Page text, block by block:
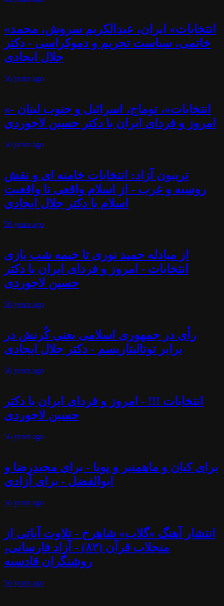
«انتخابات» ایران، عبدالکریم سروش، محمد
خاتمی، سیاست تحریم و دموکراسی - دکتر
جلال ایجادی
56 years ago
«انتخابات»، توماج، اسرائیل و جنوب لبنان -
امروز و فردای ایران با دکتر حسین لاجوردی
56 years ago
تریبون آزاد: انتخابات خامنه ای و نقش
روسیه و غرب - از اسلام واقعی تا واقعیت
اسلام با دکتر جلال ایجادی
56 years ago
از مبادله حمید نوری تا خیمه شب بازی
انتخابات - امروز و فردای ایران با دکتر
حسین لاجوردی
56 years ago
رأی در جمهوری اسلامی یعنی کُرنش در
برابر توتالیتاریسم - دکتر جلال ایجادی
56 years ago
انتخابات !!! - امروز و فردای ایران با دکتر
حسین لاجوردی
56 years ago
برای کیان و ماهمنیر و پویا - برای مجیدرضا و
ابوالفضل - برای آزادی
56 years ago
انتشار آهنگ «گلاب» شاهرخ - تلاوت آیاتی از
منجلاب قرآن (۸۲) - آزاد فارسانی،
روشنگران قادسیه
56 years ago